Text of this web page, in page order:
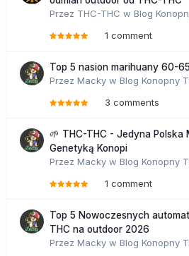
Przez THC-THC w Blog
1 comment
Top 5 nasion marihuany 60-
Przez Macky w Blog Konopny
3 comments
🌱 THC-THC - Jedyna Polska
Genetyką Konopi
Przez Macky w Blog Konopny
1 comment
Top 5 Nowoczesnych
THC na outdoor 2026
Przez Macky w Blog Konopny